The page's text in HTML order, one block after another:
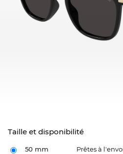
Taille et disponibilité
50 mm Prêtes à